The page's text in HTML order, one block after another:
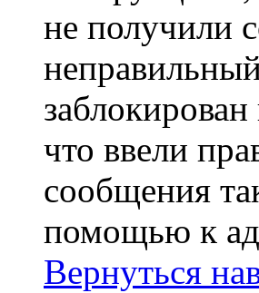
не получили
что ввели
сообщения
помощью к
Вернуться